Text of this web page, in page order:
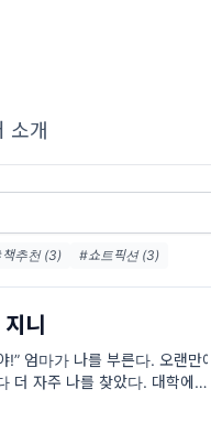
소개
추천 (3) #쇼트픽션 (3)
니
엄마가 나를 부른다. 오랜만에
더 자주 나를 찾았다. 대학에 입